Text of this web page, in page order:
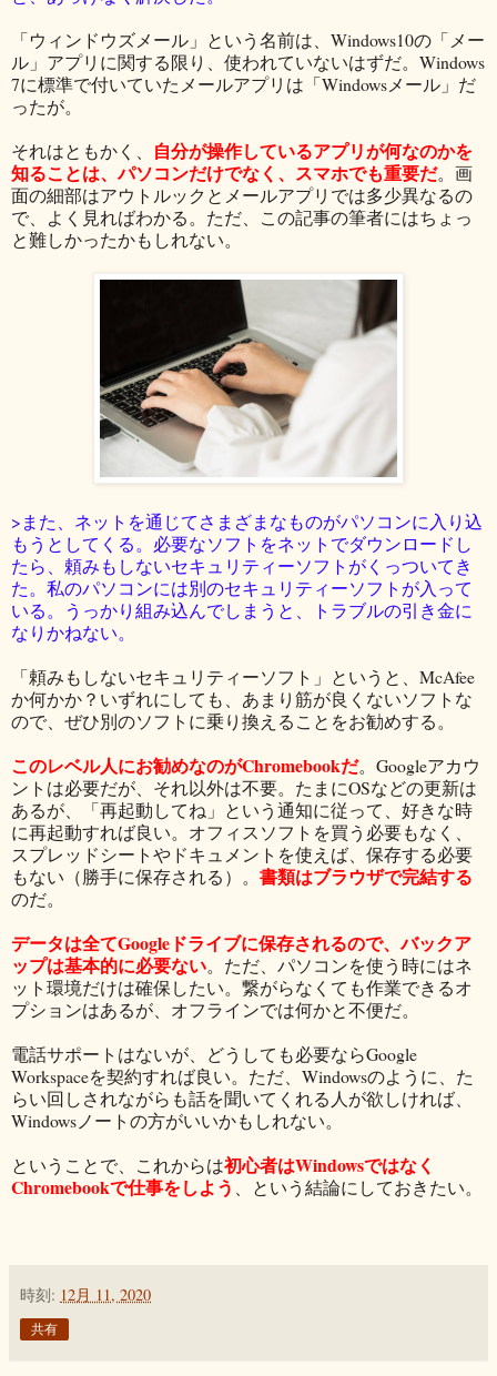
「ウィンドウズメール」という名前は、Windows10の「メー
ル」アプリに関する限り、使われていないはずだ。Windows
7に標準で付いていたメールアプリは「Windowsメール」だ
ったが。
それはともかく、 自分が操作しているアプリが何なのかを
知ることは、パソコンだけでなく、スマホでも重要だ。画
面の細部はアウトルックとメールアプリでは多少異なるの
で、よく見ればわかる。ただ、この記事の筆者にはちょっ
と難しかったかもしれない。
>また、ネットを通じてさまざまなものがパソコンに入り込
もうとしてくる。必要なソフトをネットでダウンロードし
たら、頼みもしないセキュリティーソフトがくっついてき
た。私のパソコンには別のセキュリティーソフトが入って
いる。うっかり組み込んでしまうと、トラブルの引き金に
なりかねない。
「頼みもしないセキュリティーソフト」というと、McAfee
か何かか？いずれにしても、あまり筋が良くないソフトな
ので、ぜひ別のソフトに乗り換えることをお勧めする。
このレベル人にお勧めなのがChromebookだ。Googleアカウ
ントは必要だが、それ以外は不要。たまにOSなどの更新は
あるが、「再起動してね」という通知に従って、好きな時
に再起動すれば良い。オフィスソフトを買う必要もなく、
スプレッドシートやドキュメントを使えば、保存する必要
もない（勝手に保存される）。 書類はブラウザで完結する
のだ。
データは全てGoogleドライブに保存されるので、バックア
ップは基本的に必要ない。ただ、パソコンを使う時にはネ
ット環境だけは確保したい。繋がらなくても作業できるオ
プションはあるが、オフラインでは何かと不便だ。
電話サポートはないが、どうしても必要ならGoogle
Workspaceを契約すれば良い。ただ、Windowsのように、た
らい回しされながらも話を聞いてくれる人が欲しければ、
Windowsノートの方がいいかもしれない。
ということで、これからは初心者はWindowsではなく
Chromebookで仕事をしよう 、という結論にしておきたい。
時刻: 12月 11, 2020
共有